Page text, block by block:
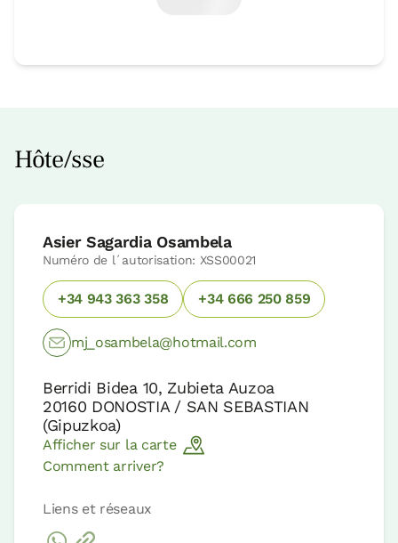
Hôte/sse
Asier Sagardia Osambela
Numéro de l´autorisation: XSS00021
+34 943 363 358 +34 666 250 859
mj_osambela@hotmail.com
Berridi Bidea 10, Zubieta Auzoa
20160 DONOSTIA / SAN SEBASTIAN
(Gipuzkoa)
Afficher sur la carte
Comment arriver?
Liens et réseaux